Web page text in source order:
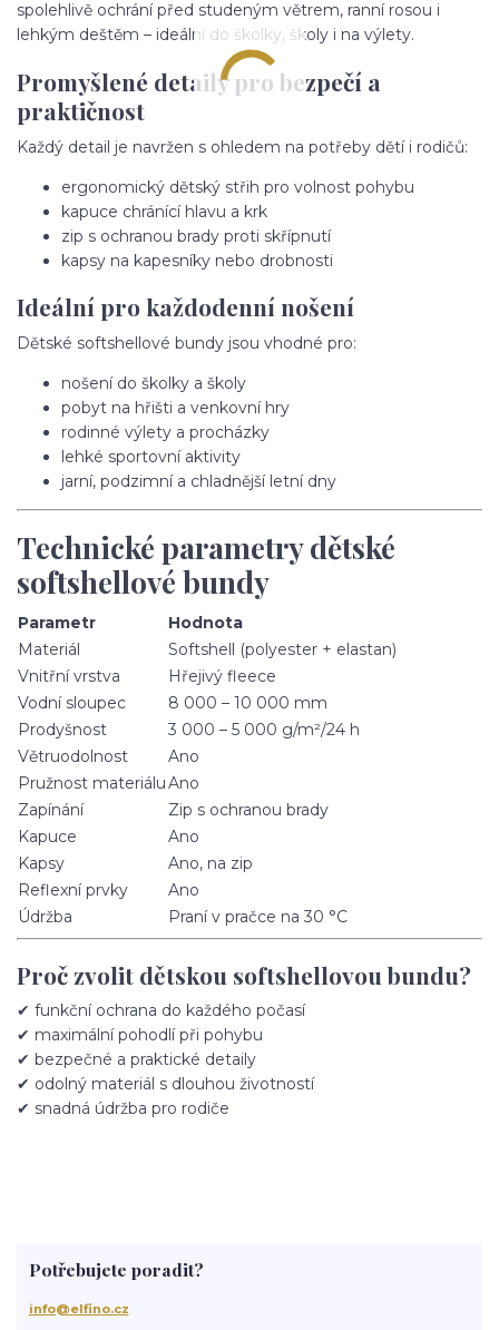
spolehlivě ochrání před studeným větrem, ranní rosou i
lehkým deštěm – ideální do školky, školy i na výlety.
Promyšlené detaily pro bezpečí a
praktičnost
Každý detail je navržen s ohledem na potřeby dětí i rodičů:
ergonomický dětský střih pro volnost pohybu
kapuce chránící hlavu a krk
zip s ochranou brady proti skřípnutí
kapsy na kapesníky nebo drobnosti
Ideální pro každodenní nošení
Dětské softshellové bundy jsou vhodné pro:
nošení do školky a školy
pobyt na hřišti a venkovní hry
rodinné výlety a procházky
lehké sportovní aktivity
jarní, podzimní a chladnější letní dny
Technické parametry dětské
softshellové bundy
Parametr
Hodnota
Materiál
Softshell (polyester + elastan)
Vnitřní vrstva
Hřejivý fleece
Vodní sloupec
8 000 – 10 000 mm
Prodyšnost
3 000 – 5 000 g/m²/24 h
Větruodolnost
Ano
Pružnost materiáluAno
Zapínání
Zip s ochranou brady
Kapuce
Ano
Kapsy
Ano, na zip
Reflexní prvky
Ano
Údržba
Praní v pračce na 30 °C
Proč zvolit dětskou softshellovou bundu?
✔ funkční ochrana do každého počasí
✔ maximální pohodlí při pohybu
✔ bezpečné a praktické detaily
✔ odolný materiál s dlouhou životností
✔ snadná údržba pro rodiče
Potřebujete poradit?
info@elfino.cz